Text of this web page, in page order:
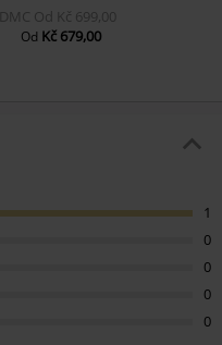
DMC Od Kč 699,00
Od Kč 679,00
1
0
0
0
0